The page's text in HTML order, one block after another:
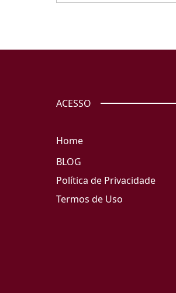
ACESSO
Home
BLOG
Política de Privacidade
Termos de Uso